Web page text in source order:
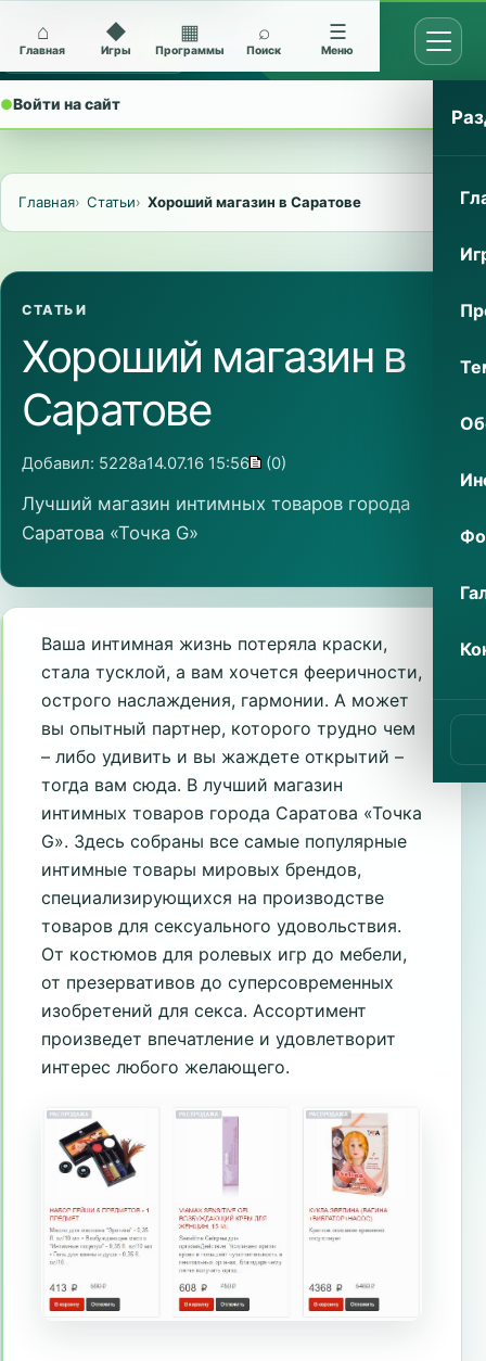
Архив Nokia 5228
●Войти на сайт
⌂
Главная
◆
Игры
▦
Программы
⌕
Поиск
☰
Меню
Главная Статьи Хороший магазин в Саратове
СТАТЬИ
Хороший магазин в
Саратове
Добавил: 5228a14.07.16 15:56 (0)
Лучший магазин интимных товаров города
Саратова «Точка G»
Ваша интимная жизнь потеряла краски,
стала тусклой, а вам хочется фееричности,
острого наслаждения, гармонии. А может
вы опытный партнер, которого трудно чем
– либо удивить и вы жаждете открытий –
тогда вам сюда. В лучший магазин
интимных товаров города Саратова «Точка
G». Здесь собраны все самые популярные
интимные товары мировых брендов,
специализирующихся на производстве
товаров для сексуального удовольствия.
От костюмов для ролевых игр до мебели,
от презервативов до суперсовременных
изобретений для секса. Ассортимент
произведет впечатление и удовлетворит
интерес любого желающего.